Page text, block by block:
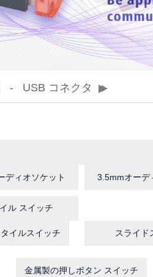
USB コネクタ
ディオソケット 3.5mmオーデ
ル スイッチ
イルスイッチ スライド
金属製の押しボタン スイッチ